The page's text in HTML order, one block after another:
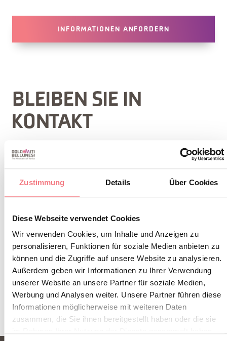
Zustimmung Details Über Cookies
Diese Webseite verwendet Cookies
Wir verwenden Cookies, um Inhalte und Anzeigen zu
personalisieren, Funktionen für soziale Medien anbieten zu
können und die Zugriffe auf unsere Website zu analysieren.
Außerdem geben wir Informationen zu Ihrer Verwendung
unserer Website an unsere Partner für soziale Medien,
Werbung und Analysen weiter. Unsere Partner führen diese
Informationen möglicherweise mit weiteren Daten
zusammen, die Sie ihnen bereitgestellt haben oder die sie
INFORMATIONEN ANFORDERN
BLEIBEN SIE IN
KONTAKT
Abonnieren Sie den Newsletter der Belluneser
Sie erhalten Nachrichten, Informationen,
Reiserouten, Ideen und Tipps für Ihren Urlaub
zu jeder Jahreszeit.
ZUM NEWSLETTER ANMELDEN